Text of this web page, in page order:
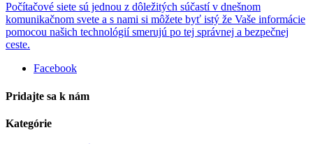
Počítačové siete sú jednou z dôležitých súčastí v dnešnom
komunikačnom svete a s nami si môžete byť istý že Vaše informácie
pomocou našich technológií smerujú po tej správnej a bezpečnej
ceste.
Facebook
Pridajte sa k nám
Kategórie